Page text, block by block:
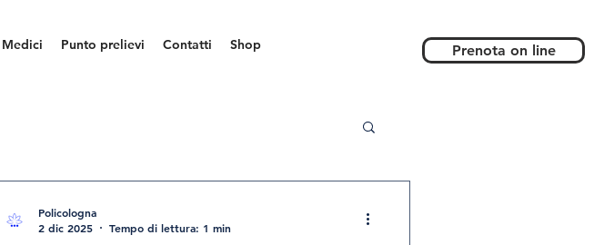
Medici Punto prelievi Contatti Shop Prenota on line
Policologna
2 dic 2025
Tempo di lettura: 1 min